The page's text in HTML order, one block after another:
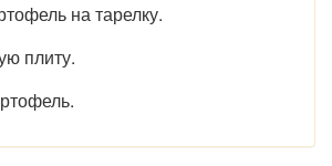
на тарелку.
плиту.